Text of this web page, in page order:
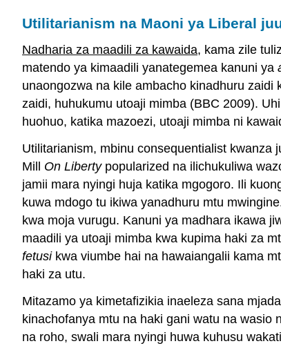
Utilitarianism na Maoni ya Liberal
Nadharia za maadili za kawaida, kama zile
matendo ya kimaadili yanategemea kanuni ya
unaongozwa na kile ambacho kinadhuru
zaidi, huhukumu utoaji mimba (BBC 2009).
huohuo, katika mazoezi, utoaji mimba ni
Utilitarianism, mbinu consequentialist kwanza
Mill On Libertypopularized na ilichukuliwa
jamii mara nyingi huja katika mgogoro. Ili
kuwa mdogo tu ikiwa yanadhuru mtu
kwa moja vurugu. Kanuni ya madhara ikawa
maadili ya utoaji mimba kwa kupima haki za
fetusikwa viumbe hai na hawaiangalii kama
haki za utu.
Mitazamo ya kimetafizikia inaeleza sana
kinachofanya mtu na haki gani watu na wasio
na roho, swali mara nyingi huwa kuhusu